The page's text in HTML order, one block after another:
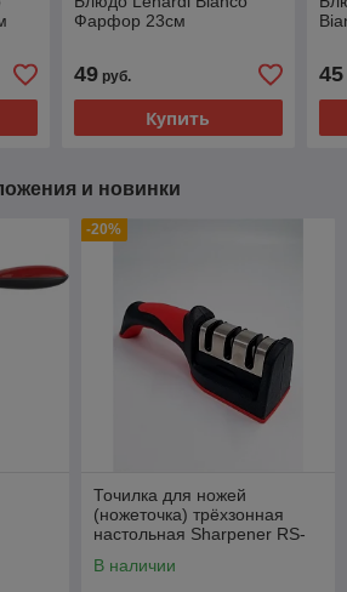
Фарфор 23см
49руб.
Купить
45
и новинки
-20%
Точилка для ножей
(ножеточка) трёхзонная
настольная Sharpener RS-
В наличии